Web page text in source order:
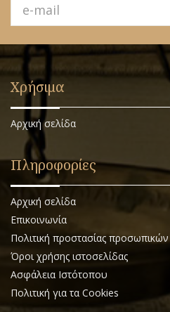
Χρήσιμα
Αρχική σελίδα
Πληροφορίες
Αρχική σελίδα
Επικοινωνία
Πολιτική προστασίας
Όροι χρήσης ιστοσελίδας
Ασφάλεια Ιστότοπου
Πολιτική για τα Cookies